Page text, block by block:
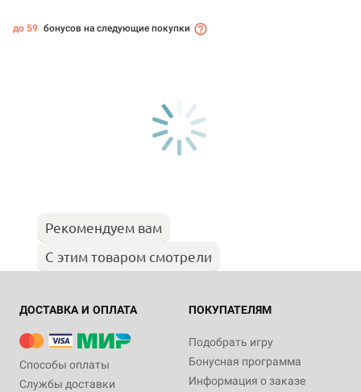
до 59 бонусов на следующие покупки
Рекомендуем вам
С этим товаром смотрели
ДОСТАВКА И ОПЛАТА
Способы оплаты
Службы доставки
ПОКУПАТЕЛЯМ
Подобрать игру
Бонусная программа
Информация о заказе